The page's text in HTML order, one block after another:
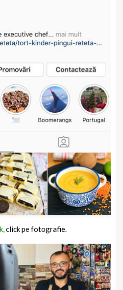
click pe fotografie.